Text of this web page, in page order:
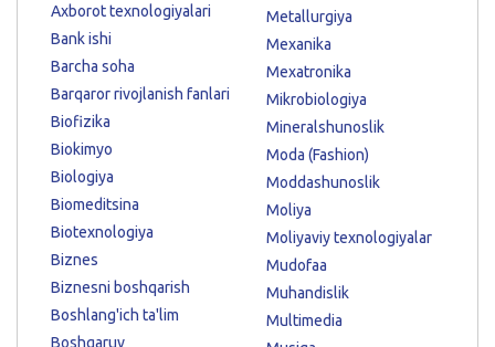
Axborot texnologiyalari
Bank ishi
Barcha soha
Barqaror rivojlanish fanlari
Biofizika
Biokimyo
Biologiya
Biomeditsina
Biotexnologiya
Biznes
Biznesni boshqarish
Boshlang'ich ta'lim
Boshqaruv
Metallurgiya
Mexanika
Mexatronika
Mikrobiologiya
Mineralshunoslik
Moda (Fashion)
Moddashunoslik
Moliya
Moliyaviy texnologiyalar
Mudofaa
Muhandislik
Multimedia